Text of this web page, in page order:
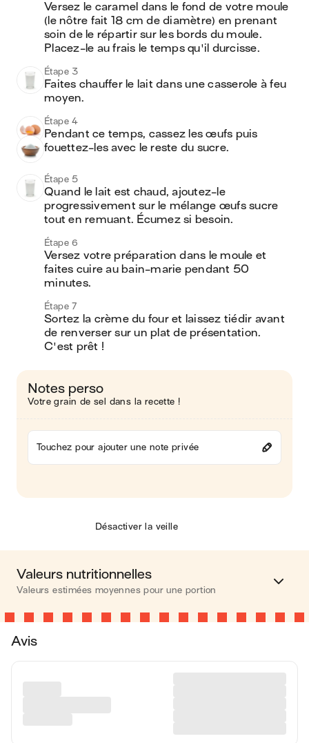
Versez le caramel dans le fond de votre moule
(le nôtre fait 18 cm de diamètre) en prenant
soin de le répartir sur les bords du moule.
Placez-le au frais le temps qu'il durcisse.
Étape 3
Faites chauffer le lait dans une casserole à feu
moyen.
Étape 4
Pendant ce temps, cassez les œufs puis
fouettez-les avec le reste du sucre.
Étape 5
Quand le lait est chaud, ajoutez-le
progressivement sur le mélange œufs sucre
tout en remuant. Écumez si besoin.
Étape 6
Versez votre préparation dans le moule et
faites cuire au bain-marie pendant 50
minutes.
Étape 7
Sortez la crème du four et laissez tiédir avant
de renverser sur un plat de présentation.
C'est prêt !
Notes perso
Votre grain de sel dans la recette !
Touchez pour ajouter une note privée
Désactiver la veille
Valeurs nutritionnelles
Valeurs estimées moyennes pour une portion
Calories 296 kcal
Avis